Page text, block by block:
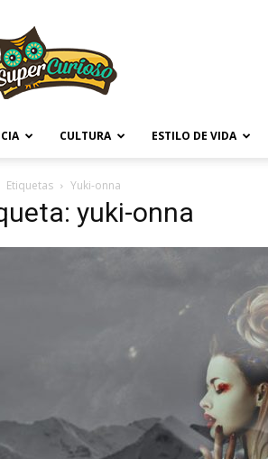
CULTURA ESTILO DE VIDA
Etiquetas Yuki-onna
yuki-onna